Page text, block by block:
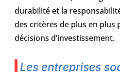
durabilité et la
des critères de plus en plus
décisions d’investissement.
Les entreprises